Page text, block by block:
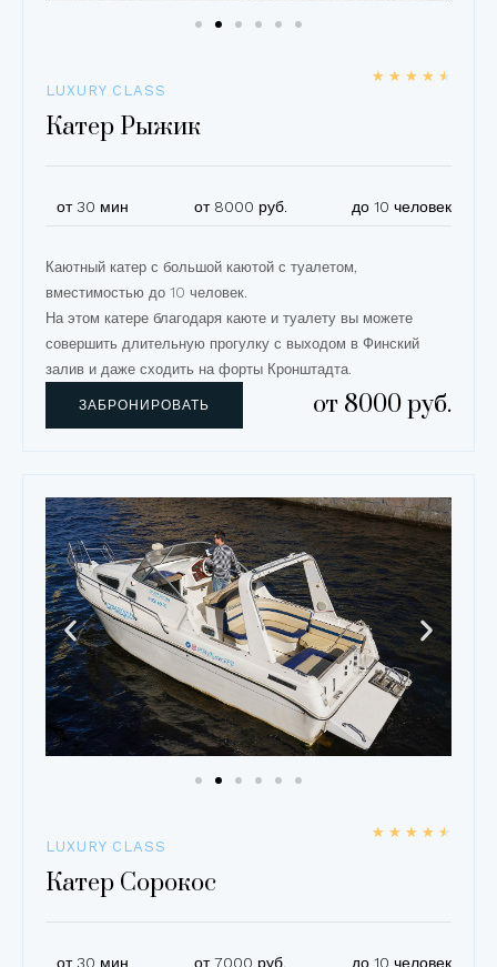
LUXURY CLASS
★ ★ ★ ★ ★
Катер Рыжик
от 30 мин от 8000 руб. до 10 человек
Каютный катер с большой каютой с туалетом,
вместимостью до 10 человек.
На этом катере благодаря каюте и туалету вы можете
совершить длительную прогулку с выходом в Финский
залив и даже сходить на форты Кронштадта.
ЗАБРОНИРОВАТЬ от 8000 руб.
LUXURY CLASS
★ ★ ★ ★ ★
Катер Сорокос
от 30 мин от 7000 руб. до 10 человек